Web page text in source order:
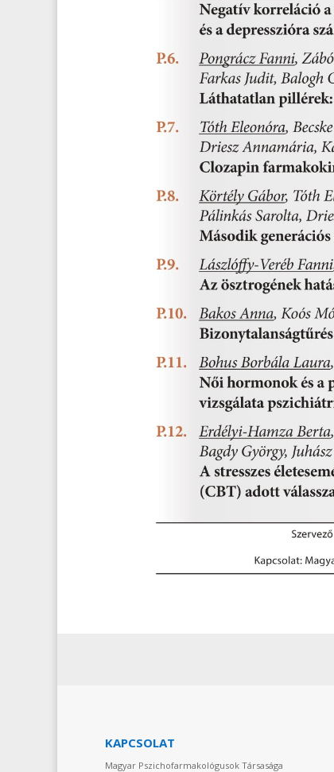
KAPCSOLAT
Magyar Pszichofarmakológusok Társasága